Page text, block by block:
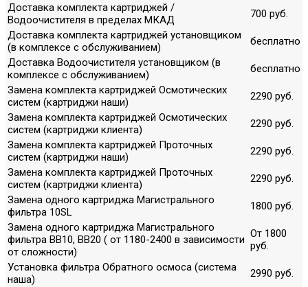
Доставка комплекта картриджей /
Водоочистителя в пределах МКАД
700 руб.
Доставка комплекта картриджей установщиком
(в комплексе с обслуживанием)
бесплатно
Доставка Водоочистителя установщиком (в
комплексе с обслуживанием)
бесплатно
Замена комплекта картриджей Осмотических
систем (картриджи наши)
2290 руб.
Замена комплекта картриджей Осмотических
систем (картриджи клиента)
2290 руб.
Замена комплекта картриджей Проточных
систем (картриджи наши)
2290 руб.
Замена комплекта картриджей Проточных
систем (картриджи клиента)
2290 руб.
Замена одного картриджа Магистрального
фильтра 10SL
1800 руб.
Замена одного картриджа Магистрального
фильтра ВВ10, ВВ20 ( от 1180-2400 в зависимости
от сложности)
От 1800
руб.
Установка фильтра Обратного осмоса (система
наша)
2990 руб.